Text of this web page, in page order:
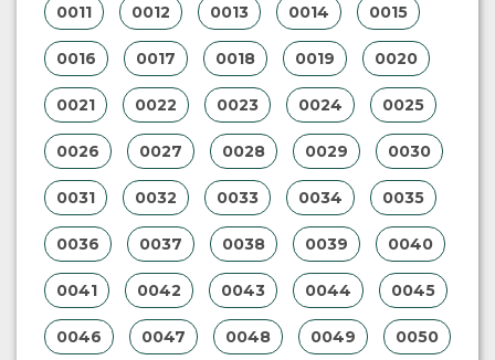
0011 0012 0013 0014 0015
0016 0017 0018 0019 0020
0021 0022 0023 0024 0025
0026 0027 0028 0029 0030
0031 0032 0033 0034 0035
0036 0037 0038 0039 0040
0041 0042 0043 0044 0045
0046 0047 0048 0049 0050